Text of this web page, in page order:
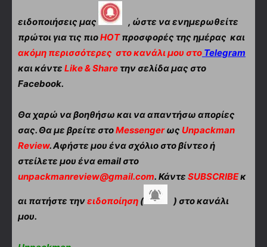
ειδοποιήσεις μας
, ώστε να ενημερωθείτε
πρώτοι για τις πιοHOTπροσφορές της ημέρας και
ακόμη περισσότερες στο κανάλι μου στο Telegram
και κάντε Like & Share την σελίδα μας στο
Facebook.
Θα χαρώ να βοηθήσω και να απαντήσω απορίες
σας. Θα με βρείτε στοMessengerως Unpackman
Review. Αφήστε μου ένα σχόλιο στο βίντεο ή
στείλετε μου ένα email στο
unpackmanreview@gmail.com. Κάντε SUBSCRIBEκ
αι πατήστε τηνειδοποίηση (
) στο κανάλι
μου.